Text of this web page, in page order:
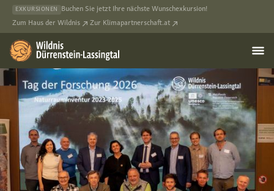
EXKURSIONEN
Buchen Sie jetzt Ihre nächste Wunschexkursion!
Zum Haus der Wildnis
Zur Klimapartnerschaft.at